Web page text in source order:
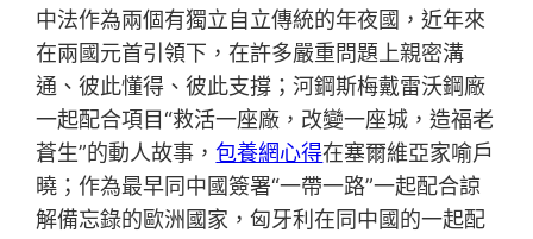
中法作為兩個有獨立自立傳統的年夜國，近年來
在兩國元首引領下，在許多嚴重問題上親密溝
通、彼此懂得、彼此支撐；河鋼斯梅戴雷沃鋼廠
一起配合項目“救活一座廠，改變一座城，造福老
蒼生”的動人故事，包養網心得在塞爾維亞家喻戶
曉；作為最早同中國簽署“一帶一路”一起配合諒
解備忘錄的歐洲國家，匈牙利在同中國的一起配